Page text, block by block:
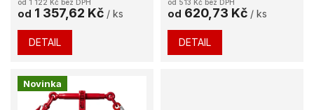
od 1 122 Kč bez DPH
od 1 357,62 Kč / ks
DETAIL
od 513 Kč bez DPH
od 620,73 Kč / ks
DETAIL
Novinka